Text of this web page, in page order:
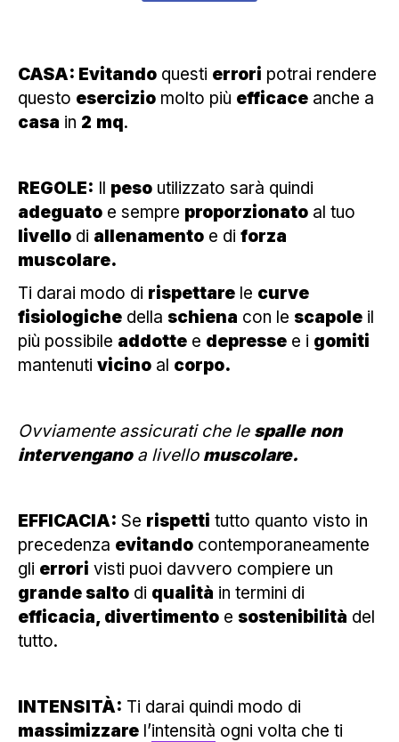
CASA: Evitando questi errori potrai rendere
questo esercizio molto più efficace anche a
casa in 2 mq.
REGOLE: Il peso utilizzato sarà quindi
adeguato e sempre proporzionato al tuo
livello di allenamento e di forza
muscolare.
Ti darai modo di rispettare le curve
fisiologiche della schiena con le scapole il
più possibile addotte e depresse e i gomiti
mantenuti vicino al corpo.
Ovviamente assicurati che le spalle non
intervenganoa livello muscolare.
EFFICACIA: Se rispetti tutto quanto visto in
precedenza evitando contemporaneamente
gli errori visti puoi davvero compiere un
grande salto di qualità in termini di
efficacia, divertimento e sostenibilità del
tutto.
INTENSITÀ: Ti darai quindi modo di
massimizzare l’intensità ogni volta che ti